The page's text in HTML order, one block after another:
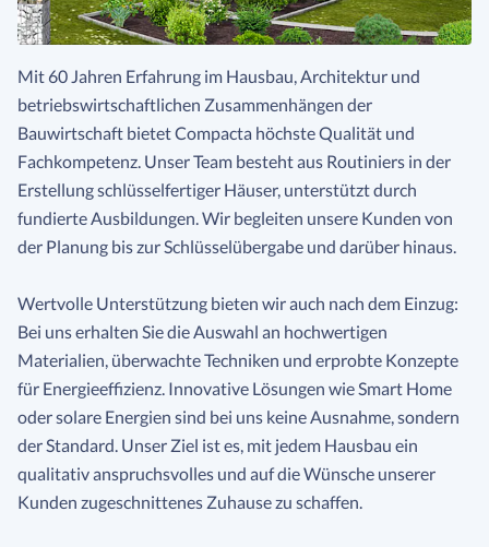
Mit 60 Jahren Erfahrung im Hausbau, Architektur und
betriebswirtschaftlichen Zusammenhängen der
Bauwirtschaft bietet Compacta höchste Qualität und
Fachkompetenz. Unser Team besteht aus Routiniers in der
Erstellung schlüsselfertiger Häuser, unterstützt durch
fundierte Ausbildungen. Wir begleiten unsere Kunden von
der Planung bis zur Schlüsselübergabe und darüber hinaus.
Wertvolle Unterstützung bieten wir auch nach dem Einzug:
Bei uns erhalten Sie die Auswahl an hochwertigen
Materialien, überwachte Techniken und erprobte Konzepte
für Energieeffizienz. Innovative Lösungen wie Smart Home
oder solare Energien sind bei uns keine Ausnahme, sondern
der Standard. Unser Ziel ist es, mit jedem Hausbau ein
qualitativ anspruchsvolles und auf die Wünsche unserer
Kunden zugeschnittenes Zuhause zu schaffen.